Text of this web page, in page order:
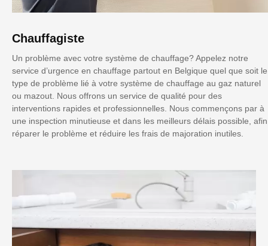
Chauffagiste
Un problème avec votre système de chauffage? Appelez notre
service d’urgence en chauffage partout en Belgique quel que soit le
type de problème lié à votre système de chauffage au gaz naturel
ou mazout. Nous offrons un service de qualité pour des
interventions rapides et professionnelles. Nous commençons par à
une inspection minutieuse et dans les meilleurs délais possible, afin
réparer le problème et réduire les frais de majoration inutiles.